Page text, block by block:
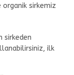
organik sirkemiz
sirkeden
ilk